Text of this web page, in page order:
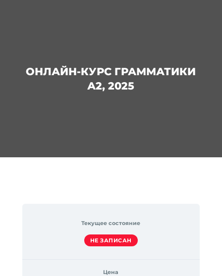
ОНЛАЙН-КУРС ГРАММАТИКИ
А2, 2025
Текущее состояние
НЕ ЗАПИСАН
Цена